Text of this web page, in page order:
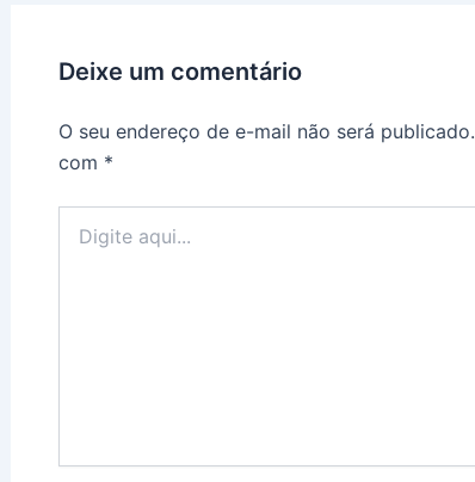
Deixe um comentário
O seu endereço de e-mail não será publicado.
com *
aqui...